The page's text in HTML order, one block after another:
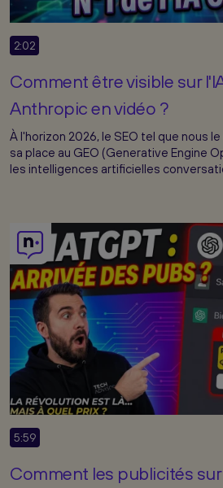
2:02
Comment être visible sur
Anthropic en vidéo ?
À l'horizon 2026, le SEO tel que nous
sa place au GEO (Generative Engine
les intelligences artificielles
5:59
Comment les publicités